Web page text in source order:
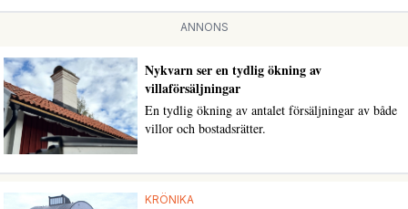
ANNONS
Nykvarn ser en tydlig ökning av
villaförsäljningar
En tydlig ökning av antalet försäljningar av både
villor och bostadsrätter.
KRÖNIKA